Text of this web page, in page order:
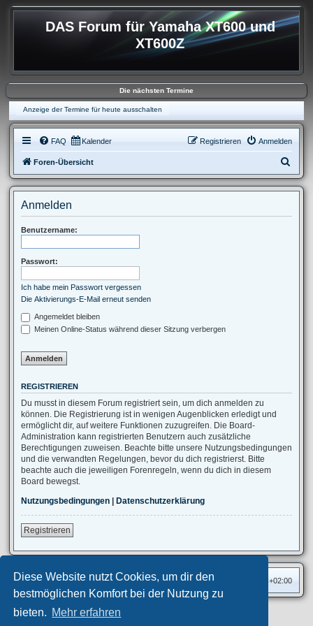
Diese Website nutzt Cookies, um dir den
bestmöglichen Komfort bei der Nutzung zu
bieten. Mehr erfahren
DAS Forum für Yamaha XT600 und
XT600Z
Die nächsten Termine
Anzeige der Termine für heute ausschalten
FAQ Kalender Anmelden
Registrieren
Foren-Übersicht
u
Anmelden
Benutzername:
Passwort:
Ich habe mein Passwort vergessen
Die Aktivierungs-E-Mail erneut senden
Angemeldet bleiben
Meinen Online-Status während dieser Sitzung verbergen
REGISTRIEREN
Du musst in diesem Forum registriert sein, um dich anmelden zu
können. Die Registrierung ist in wenigen Augenblicken erledigt und
ermöglicht dir, auf weitere Funktionen zuzugreifen. Die Board-
Administration kann registrierten Benutzern auch zusätzliche
Berechtigungen zuweisen. Beachte bitte unsere Nutzungsbedingungen
und die verwandten Regelungen, bevor du dich registrierst. Bitte
beachte auch die jeweiligen Forenregeln, wenn du dich in diesem
Board bewegst.
Nutzungsbedingungen | Datenschutzerklärung
Registrieren
Foren-Übersicht Alle Zeiten sind UTC+02:00
Privates Forum ©